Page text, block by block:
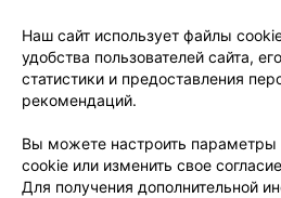
О проекте
Размещение рекламы
Публичный договор
Способы оплаты
Написать
Наш сайт использует файлы
удобства пользователей сайта,
статистики и предоставления
рекомендаций.
Вы можете настроить параметры
cookie или изменить свое
Для получения дополнительной